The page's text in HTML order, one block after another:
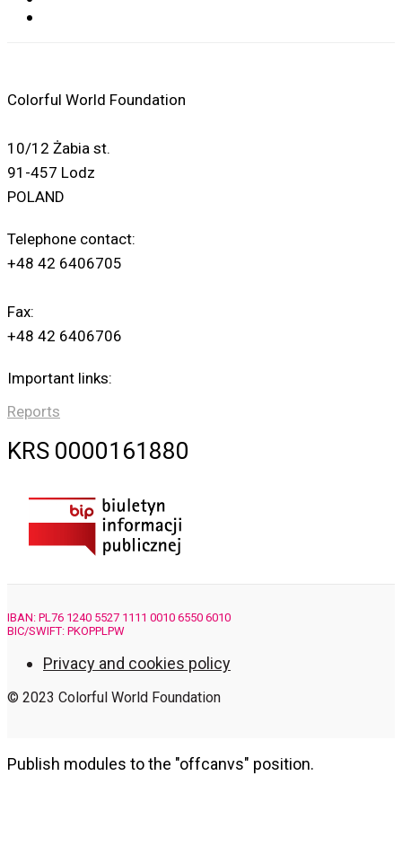
Colorful World Foundation
10/12 Żabia st.
91-457 Lodz
POLAND
Telephone contact:
+48 42 6406705
Fax:
+48 42 6406706
Important links:
Reports
KRS 0000161880
IBAN: PL76 1240 5527 1111 0010 6550 6010
BIC/SWIFT: PKOPPLPW
Privacy and cookies policy
© 2023 Colorful World Foundation
Publish modules to the "offcanvs" position.